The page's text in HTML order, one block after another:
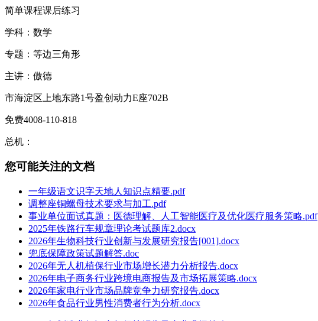
简单课程课后练习
学科：数学
专题：等边三角形
主讲：傲德
市海淀区上地东路1号盈创动力E座702B
免费4008-110-818
总机：
您可能关注的文档
一年级语文识字天地人知识点精要.pdf
调整座铜螺母技术要求与加工.pdf
事业单位面试真题：医德理解、人工智能医疗及优化医疗服务策略.pdf
2025年铁路行车规章理论考试题库2.docx
2026年生物科技行业创新与发展研究报告[001].docx
兜底保障政策试题解答.doc
2026年无人机植保行业市场增长潜力分析报告.docx
2026年电子商务行业跨境电商报告及市场拓展策略.docx
2026年家电行业市场品牌竞争力研究报告.docx
2026年食品行业男性消费者行为分析.docx